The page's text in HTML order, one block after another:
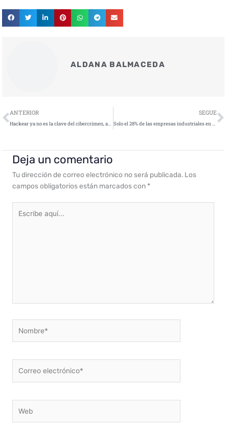
ALDANA BALMACEDA
Ant
ANTERIOR
Hackear ya no es la clave del cibercrimen, ahora basta con iniciar sesión
SEGUE
Solo el 28% de las empresas industriales en EMEA revisa sus vulnerabilidades cada mes
Deja un comentario
Tu dirección de correo electrónico no será publicada. Los
campos obligatorios están marcados con *
aquí...
electrónico*